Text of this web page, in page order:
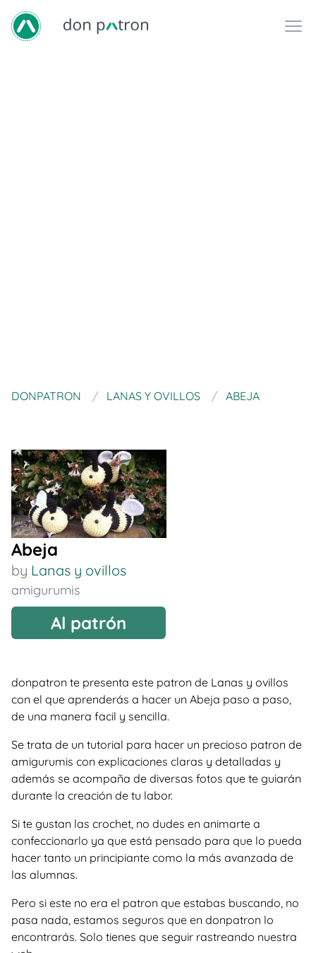
DONPATRON LANAS Y OVILLOS ABEJA
Abeja
by Lanas y ovillos
amigurumis
Al patrón
donpatron te presenta este patron de Lanas y ovillos
con el que aprenderás a hacer un Abeja paso a paso,
de una manera facil y sencilla.
Se trata de un tutorial para hacer un precioso patron de
amigurumis con explicaciones claras y detalladas y
además se acompaña de diversas fotos que te guiarán
durante la creación de tu labor.
Si te gustan las crochet, no dudes en animarte a
confeccionarlo ya que está pensado para que lo pueda
hacer tanto un principiante como la más avanzada de
las alumnas.
Pero si este no era el patron que estabas buscando, no
pasa nada, estamos seguros que en donpatron lo
encontrarás. Solo tienes que seguir rastreando nuestra